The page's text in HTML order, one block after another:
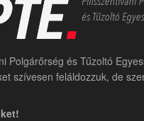
Polgárőrség és Tűzoltó
szívesen feláldozzuk, de